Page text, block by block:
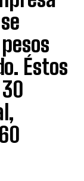
Éstos